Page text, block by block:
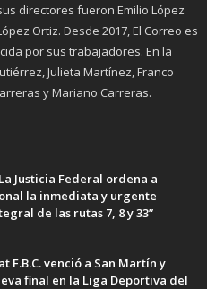
directores fueron Emilio López
Ortiz. Desde 2017, El Correo es
por sus trabajadores. En la
Julieta Martínez, Franco
y Mariano Carreras.
Justicia Federal ordena a
la inmediata y urgente
de las rutas 7, 8 y 33”
F.B.C. venció a San Martín y
final en la Liga Deportiva del